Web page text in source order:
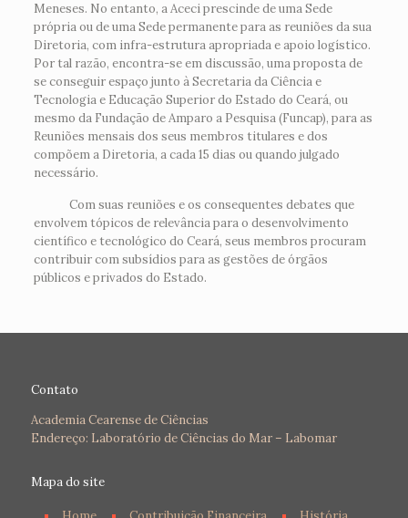
Meneses. No entanto, a Aceci prescinde de uma Sede
própria ou de uma Sede permanente para as reuniões da sua
Diretoria, com infra-estrutura apropriada e apoio logístico.
Por tal razão, encontra-se em discussão, uma proposta de
se conseguir espaço junto à Secretaria da Ciência e
Tecnologia e Educação Superior do Estado do Ceará, ou
mesmo da Fundação de Amparo a Pesquisa (Funcap), para as
Reuniões mensais dos seus membros titulares e dos
compõem a Diretoria, a cada 15 dias ou quando julgado
necessário.
Com suas reuniões e os consequentes debates que
envolvem tópicos de relevância para o desenvolvimento
científico e tecnológico do Ceará, seus membros procuram
contribuir com subsídios para as gestões de órgãos
públicos e privados do Estado.
Contato
Academia Cearense de Ciências
Endereço: Laboratório de Ciências do Mar – Labomar
Mapa do site